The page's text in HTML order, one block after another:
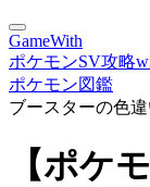
GameWith
ポケモンSV攻略
ポケモン図鑑
ブースターの色
【ポケ